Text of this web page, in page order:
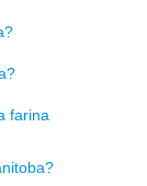
farina